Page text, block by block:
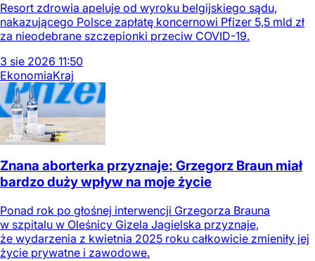
Resort zdrowia apeluje od wyroku belgijskiego sądu,
nakazującego Polsce zapłatę koncernowi Pfizer 5,5 mld zł
za nieodebrane szczepionki przeciw COVID-19.
3 sie 2026 11:50
EkonomiaKraj
Znana aborterka przyznaje: Grzegorz Braun miał
bardzo duży wpływ na moje życie
Ponad rok po głośnej interwencji Grzegorza Brauna
w szpitalu w Oleśnicy Gizela Jagielska przyznaje,
że wydarzenia z kwietnia 2025 roku całkowicie zmieniły jej
życie prywatne i zawodowe.